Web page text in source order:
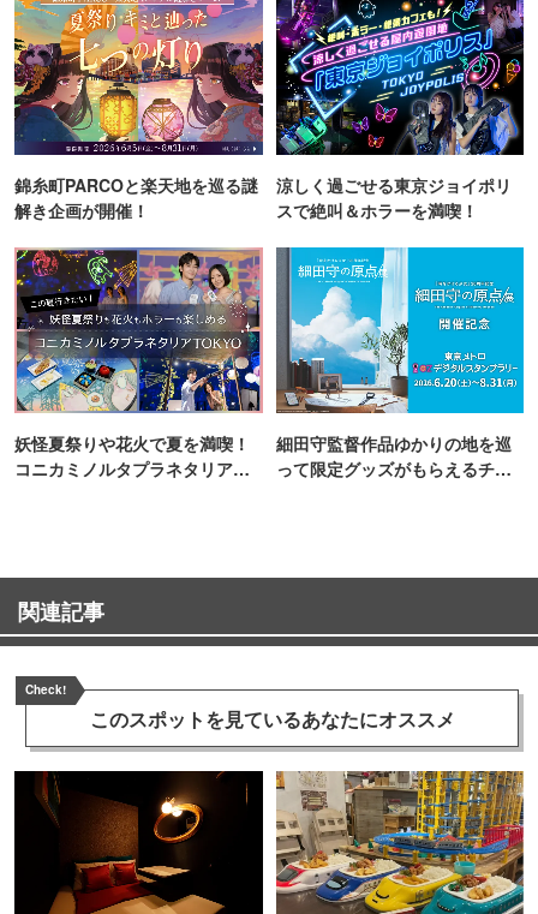
錦糸町PARCOと楽天地を巡る謎
解き企画が開催！
涼しく過ごせる東京ジョイポリ
スで絶叫＆ホラーを満喫！
妖怪夏祭りや花火で夏を満喫！
コニカミノルタプラネタリア
細田守監督作品ゆかりの地を巡
って限定グッズがもらえるチャ
関連記事
Check!
このスポットを見ているあなたにオススメ